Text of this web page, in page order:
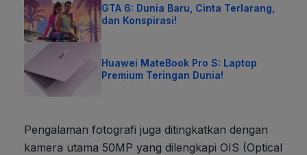
GTA 6: Dunia Baru, Cinta Terlarang,
dan Konspirasi!
Huawei MateBook Pro S: Laptop
Premium Teringan Dunia!
Pengalaman fotografi juga ditingkatkan dengan
kamera utama 50MP yang dilengkapi OIS (Optical